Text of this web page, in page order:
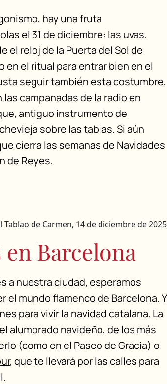
hay una fruta
el 31 de diciembre: las uvas.
el reloj de la Puerta del Sol de
en el ritual para entrar bien en el
seguir también esta costumbre,
campanadas de la radio en
antiguo instrumento de
sobre las tablas. Si aún
cierra las semanas de Navidades
de Reyes.
de Carmen, 14 de diciembre de 2025
en Barcelona
a nuestra ciudad, esperamos
el mundo flamenco de Barcelona. Y
para vivir la navidad catalana. La
alumbrado navideño, de los más
(como en el Paseo de Gracia) o
, que te llevará por las calles para